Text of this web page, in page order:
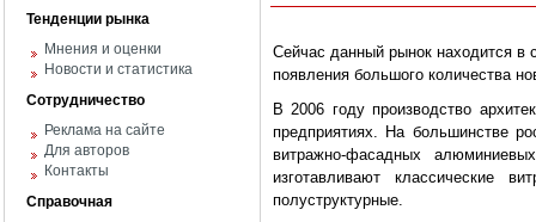
Тенденции рынка
Мнения и оценки
Новости и статистика
Сотрудничество
Реклама на сайте
Для авторов
Контакты
Справочная
Сейчас данный рынок находится
появления большого количества
В 2006 году производство
предприятиях. На большинстве
витражно-фасадных
изготавливают классические
полуструктурные.